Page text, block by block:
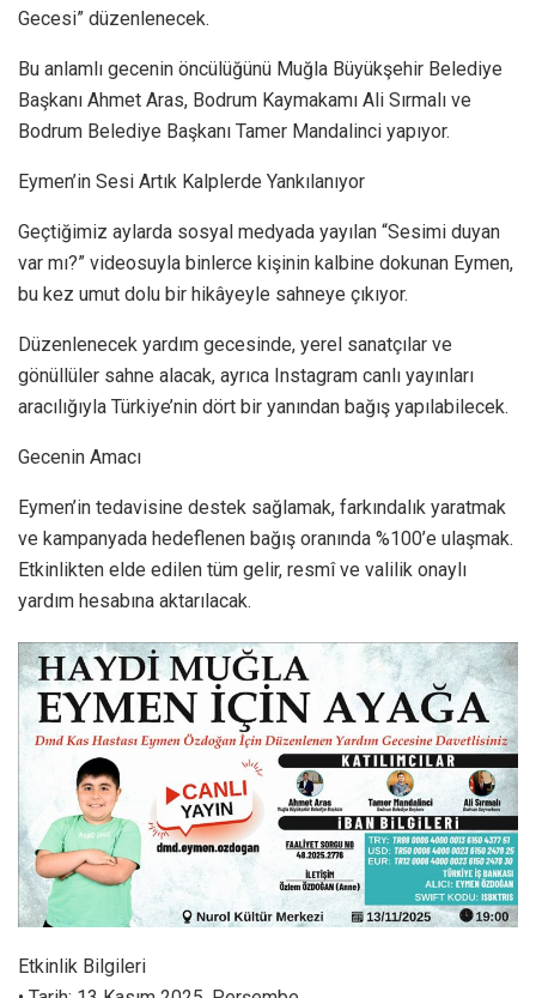
Gecesi” düzenlenecek.
Bu anlamlı gecenin öncülüğünü Muğla Büyükşehir Belediye
Başkanı Ahmet Aras, Bodrum Kaymakamı Ali Sırmalı ve
Bodrum Belediye Başkanı Tamer Mandalinci yapıyor.
Eymen’in Sesi Artık Kalplerde Yankılanıyor
Geçtiğimiz aylarda sosyal medyada yayılan “Sesimi duyan
var mı?” videosuyla binlerce kişinin kalbine dokunan Eymen,
bu kez umut dolu bir hikâyeyle sahneye çıkıyor.
Düzenlenecek yardım gecesinde, yerel sanatçılar ve
gönüllüler sahne alacak, ayrıca Instagram canlı yayınları
aracılığıyla Türkiye’nin dört bir yanından bağış yapılabilecek.
Gecenin Amacı
Eymen’in tedavisine destek sağlamak, farkındalık yaratmak
ve kampanyada hedeflenen bağış oranında %100’e ulaşmak.
Etkinlikten elde edilen tüm gelir, resmî ve valilik onaylı
yardım hesabına aktarılacak.
Etkinlik Bilgileri